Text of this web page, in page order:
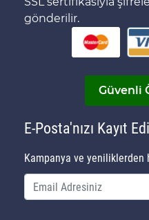
gönderilir.
Güvenli
E-Posta'nızı Kayıt
Kampanya ve yeniliklerden